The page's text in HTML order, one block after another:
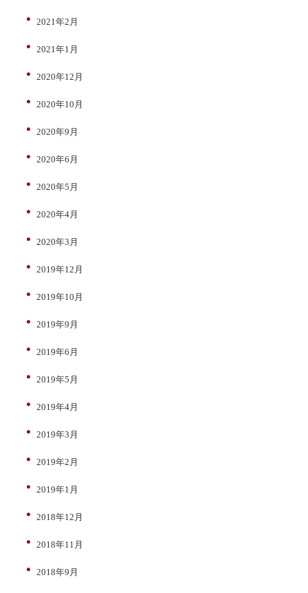
2021年2月
2021年1月
2020年12月
2020年10月
2020年9月
2020年6月
2020年5月
2020年4月
2020年3月
2019年12月
2019年10月
2019年9月
2019年6月
2019年5月
2019年4月
2019年3月
2019年2月
2019年1月
2018年12月
2018年11月
2018年9月